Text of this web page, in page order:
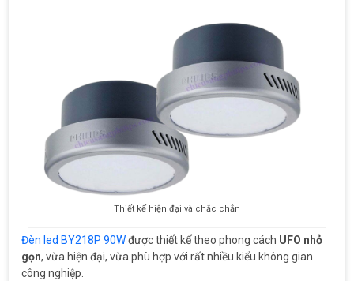
Thiết kế hiện đại và chắc chắn
Đèn led BY218P 90Wđược thiết kế theo phong cách UFO nhỏ
gọn, vừa hiện đại, vừa phù hợp với rất nhiều kiểu không gian
công nghiệp.